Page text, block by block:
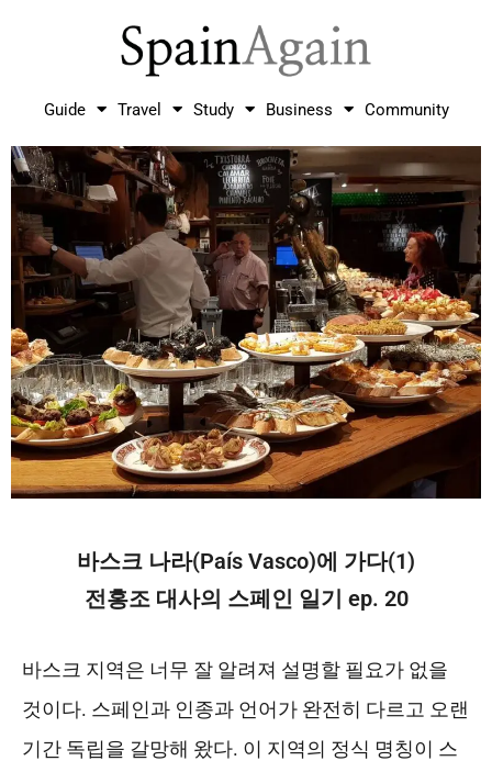
Guide Travel Study Business Community
바스크 나라(País Vasco)에 가다(1)
전홍조 대사의 스페인 일기 ep. 20
바스크 지역은 너무 잘 알려져 설명할 필요가 없을
것이다. 스페인과 인종과 언어가 완전히 다르고 오랜
기간 독립을 갈망해 왔다. 이 지역의 정식 명칭이 스